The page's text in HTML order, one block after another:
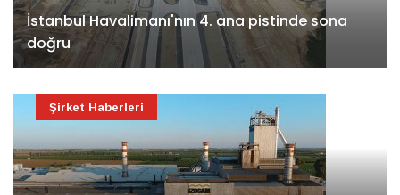
İstanbul Havalimanı'nın 4. ana pistinde sona
doğru
Şirket Haberleri